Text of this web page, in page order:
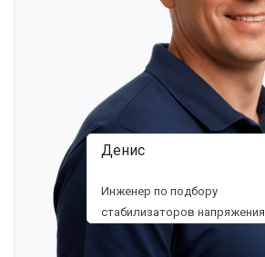
Денис
Инженер по подбору
стабилизаторов напряжения